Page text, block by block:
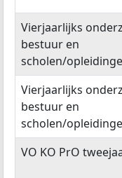
Vierjaarlijks
bestuur en
scholen/
Vierjaarlijks
bestuur en
scholen/
VO KO PrO